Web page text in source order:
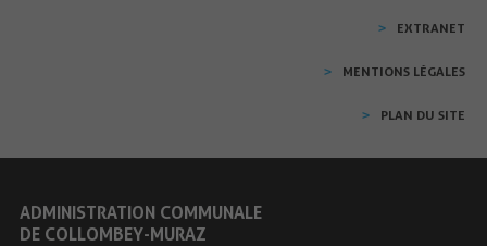
EXTRANET
MENTIONS LÉGALES
PLAN DU SITE
ADMINISTRATION COMMUNALE
DE COLLOMBEY-MURAZ